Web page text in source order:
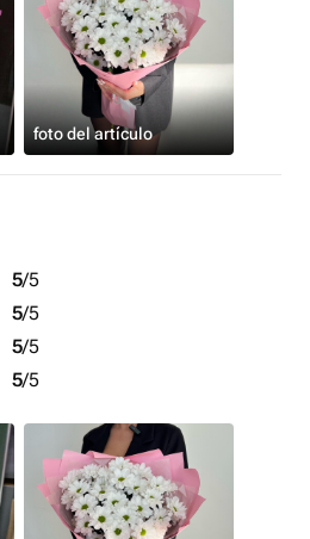
foto del artículo
5/5
5/5
5/5
5/5